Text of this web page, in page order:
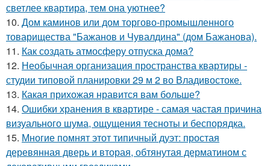
светлее квартира, тем она уютнее?
10. Дом каминов или дом торгово-промышленного
товарищества "Бажанов и Чувалдина" (дом Бажанова).
11. Как создать атмосферу отпуска дома?
12. Необычная организация пространства квартиры -
студии типовой планировки 29 м 2 во Владивостоке.
13. Какая прихожая нравится вам больше?
14. Ошибки хранения в квартире - самая частая причина
визуального шума, ощущения тесноты и беспорядка.
15. Многие помнят этот типичный дуэт: простая
деревянная дверь и вторая, обтянутая дерматином с